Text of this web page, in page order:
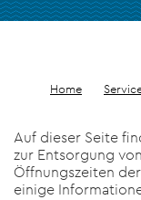
Home
Auf dieser Seite
zur Entsorgung
Öffnungszeiten
einige